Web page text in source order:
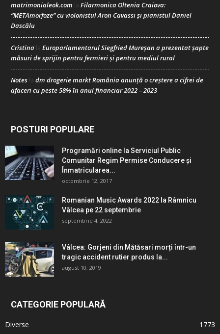
matrimonialeok.com la Filarmonica Oltenia Craiova:
“METAmorfoze” cu violonistul Aron Cavassi și pianistul Daniel
Dascălu
Cristina la Europarlamentarul Siegfried Mureșan a prezentat șapte
măsuri de sprijin pentru fermieri și pentru mediul rural
Notes la dm drogerie markt România anunță o creștere a cifrei de
afaceri cu peste 58% în anul financiar 2022 – 2023
POSTURI POPULARE
Programări online la Serviciul Public
Comunitar Regim Permise Conducere şi
Înmatricularea...
octombrie 12, 2017
Romanian Music Awards 2022 la Râmnicu
Vâlcea pe 22 septembrie
septembrie 4, 2022
Vâlcea: Gorjeni din Mătăsari morți într-un
tragic accident rutier produs la...
august 10, 2019
CATEGORIE POPULARĂ
Diverse
1773